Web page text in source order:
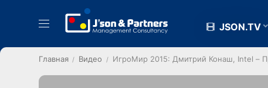
JSON.TV
Главная Видео ИгроМир 2015: Дмитрий Конаш, Intel –